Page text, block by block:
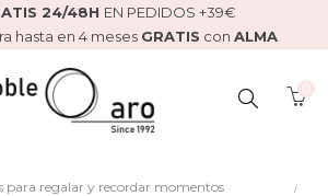
24/48H EN PEDIDOS +39€
hasta en 4 meses GRATIS con ALMA
BUSCAR
para regalar y recordar momentos